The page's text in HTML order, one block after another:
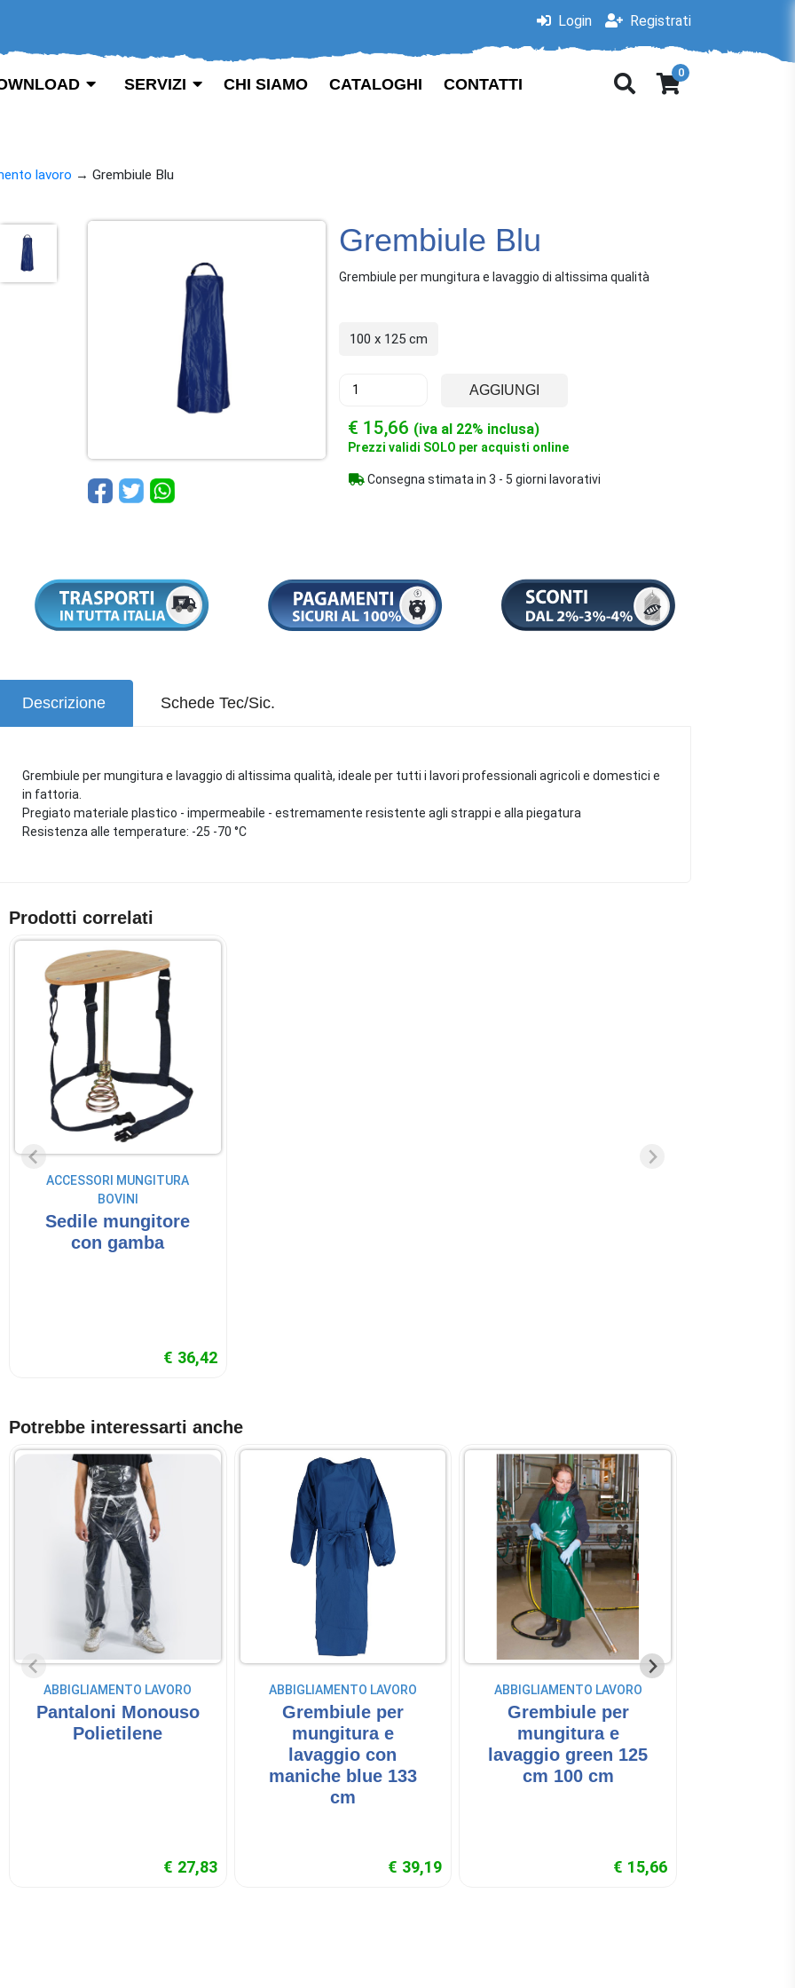
Login Registrati
SERVIZI CHI SIAMO CATALOGHI CONTATTI
0
lavoro → Grembiule Blu
Grembiule Blu
Grembiule per mungitura e lavaggio di altissima qualità
100 x 125 cm
AGGIUNGI
€ 15,66 (iva al 22% inclusa)
Prezzi validi SOLO per acquisti online
Consegna stimata in 3 - 5 giorni lavorativi
Descrizione Schede Tec/Sic.
Grembiule per mungitura e lavaggio di altissima qualità, ideale per tutti i lavori professionali agricoli e domestici e
in fattoria.
Pregiato materiale plastico - impermeabile - estremamente resistente agli strappi e alla piegatura
Resistenza alle temperature: -25 -70 °C
Prodotti correlati
ACCESSORI MUNGITURA
BOVINI
Sedile mungitore
con gamba
€ 36,42
Potrebbe interessarti anche
ABBIGLIAMENTO LAVORO
Pantaloni Monouso
Polietilene
€ 27,83
ABBIGLIAMENTO LAVORO
Grembiule per
mungitura e
lavaggio con
maniche blue 133
cm
€ 39,19
ABBIGLIAMENTO LAVORO
Grembiule per
mungitura e
lavaggio green 125
cm 100 cm
€ 15,66